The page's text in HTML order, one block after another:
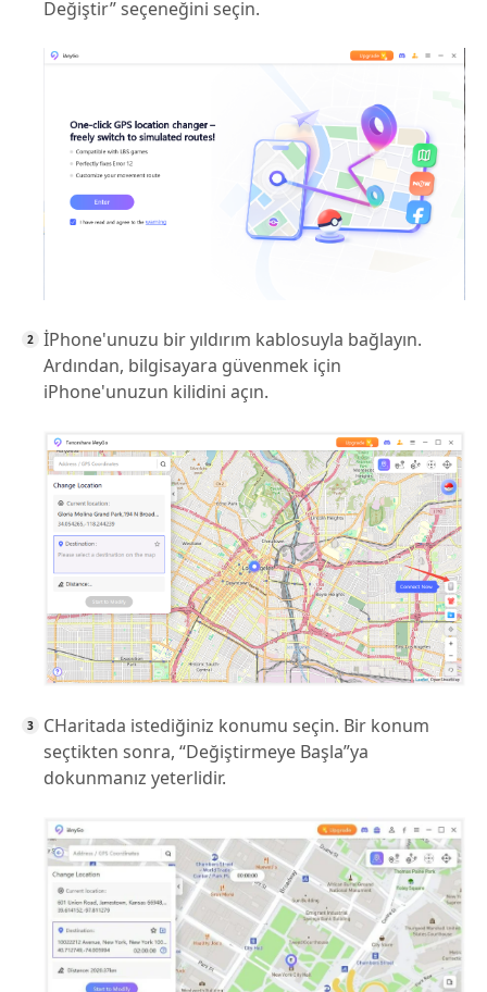
Değiştir” seçeneğini seçin.
İPhone'unuzu bir yıldırım kablosuyla bağlayın.
Ardından, bilgisayara güvenmek için
iPhone'unuzun kilidini açın.
CHaritada istediğiniz konumu seçin. Bir konum
seçtikten sonra, “Değiştirmeye Başla”ya
dokunmanız yeterlidir.